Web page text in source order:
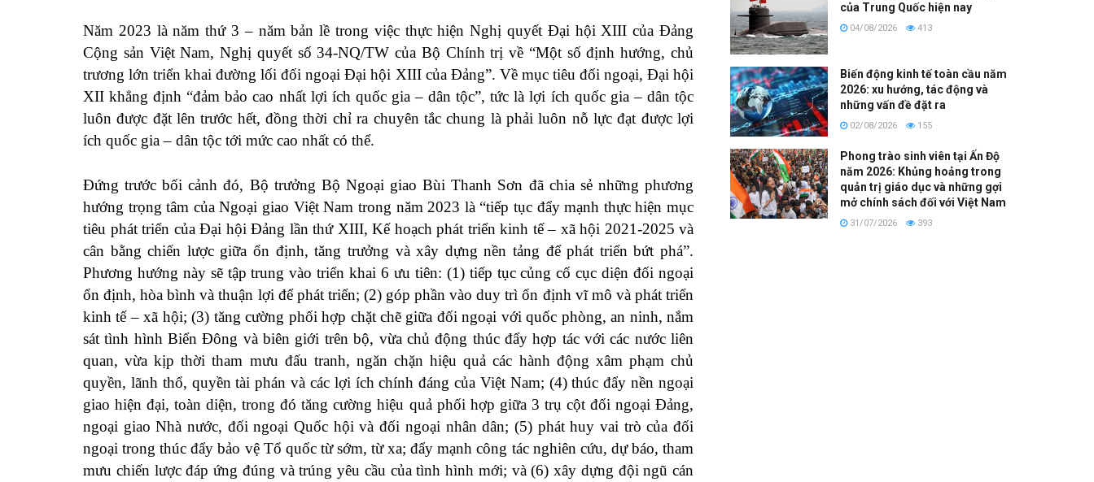
Năm 2023 là năm thứ 3 – năm bản lề trong việc thực hiện Nghị quyết Đại hội XIII của Đảng
Cộng sản Việt Nam, Nghị quyết số 34-NQ/TW của Bộ Chính trị về “Một số định hướng, chủ
trương lớn triển khai đường lối đối ngoại Đại hội XIII của Đảng”. Về mục tiêu đối ngoại, Đại hội
XII khẳng định “đảm bảo cao nhất lợi ích quốc gia – dân tộc”, tức là lợi ích quốc gia – dân tộc
luôn được đặt lên trước hết, đồng thời chỉ ra chuyên tắc chung là phải luôn nỗ lực đạt được lợi
ích quốc gia – dân tộc tới mức cao nhất có thể.
Đứng trước bối cảnh đó, Bộ trưởng Bộ Ngoại giao Bùi Thanh Sơn đã chia sẻ những phương
hướng trọng tâm của Ngoại giao Việt Nam trong năm 2023 là “tiếp tục đẩy mạnh thực hiện mục
tiêu phát triển của Đại hội Đảng lần thứ XIII, Kế hoạch phát triển kinh tế – xã hội 2021-2025 và
cân bằng chiến lược giữa ổn định, tăng trưởng và xây dựng nền tảng để phát triển bứt phá”.
Phương hướng này sẽ tập trung vào triển khai 6 ưu tiên: (1) tiếp tục củng cố cục diện đối ngoại
ổn định, hòa bình và thuận lợi để phát triển; (2) góp phần vào duy trì ổn định vĩ mô và phát triển
kinh tế – xã hội; (3) tăng cường phối hợp chặt chẽ giữa đối ngoại với quốc phòng, an ninh, nắm
sát tình hình Biển Đông và biên giới trên bộ, vừa chủ động thúc đẩy hợp tác với các nước liên
quan, vừa kịp thời tham mưu đấu tranh, ngăn chặn hiệu quả các hành động xâm phạm chủ
quyền, lãnh thổ, quyền tài phán và các lợi ích chính đáng của Việt Nam; (4) thúc đẩy nền ngoại
giao hiện đại, toàn diện, trong đó tăng cường hiệu quả phối hợp giữa 3 trụ cột đối ngoại Đảng,
ngoại giao Nhà nước, đối ngoại Quốc hội và đối ngoại nhân dân; (5) phát huy vai trò của đối
ngoại trong thúc đẩy bảo vệ Tổ quốc từ sớm, từ xa; đẩy mạnh công tác nghiên cứu, dự báo, tham
mưu chiến lược đáp ứng đúng và trúng yêu cầu của tình hình mới; và (6) xây dựng đội ngũ cán
của Trung Quốc hiện nay
04/08/2026 413
Biến động kinh tế toàn cầu năm
2026: xu hướng, tác động và
những vấn đề đặt ra
02/08/2026 155
Phong trào sinh viên tại Ấn Độ
năm 2026: Khủng hoảng trong
quản trị giáo dục và những gợi
mở chính sách đối với Việt Nam
31/07/2026 393